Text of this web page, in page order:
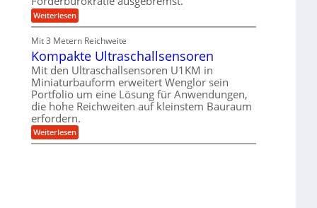
r
e
n
w
i
c
k
e
l
t
u
g
e
l
a
g
e
r
i
e
l
U
m
s
a
t
z
k
n
a
p
p
Weiterlesen:
M
s
c
h
i
n
e
n
b
a
u
:
Mit 3 Metern Reichweite
Kompakte Ultraschallsensoren
Mit den Ultraschallsensoren U1KM in
Miniaturbauform erweitert Wenglor sein
Portfolio um eine Lösung für Anwendungen,
die hohe Reichweiten auf kleinstem Bauraum
erfordern.
Weiterlesen:
K